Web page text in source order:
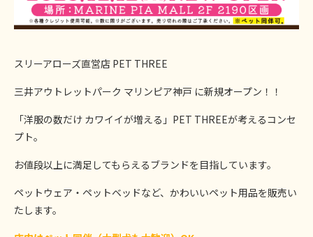
スリーアローズ直営店 PET THREE
三井アウトレットパーク マリンピア神戸 に新規オープン！！
「洋服の数だけ カワイイが増える」PET THREEが考えるコンセ
プト。
お値段以上に満足してもらえるブランドを目指しています。
ペットウェア・ペットベッドなど、かわいいペット用品を販売い
たします。